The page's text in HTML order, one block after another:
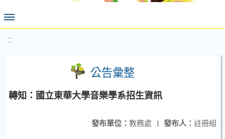
:::
公告彙整
轉知：國立東華大學音樂學系招生資訊
發布人： 註冊組
發布單位： 教務處 |